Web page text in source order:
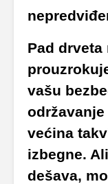
Pad drveta
vašu
većina
izbegne.
dešava,